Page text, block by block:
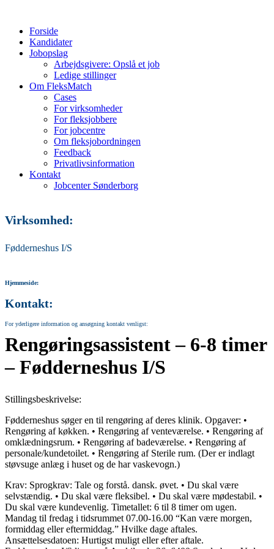
Forside
Kandidater
Jobopslag
Arbejdsgivere: Opslå et job
Ledige stillinger
Om FleksMatch
Cases
For virksomheder
For fleksjobbere
For jobcentre
Om fleksjobordningen
Feedback
Privatlivsinformation
Kontakt
Jobcenter Sønderborg
Virksomhed:
Fødderneshus I/S
Hjemmeside:
Kontakt:
For yderligere information og ansøgning kontakt venligst:
Rengøringsassistent – 6-8 timer
– Fødderneshus I/S
Stillingsbeskrivelse:
Fødderneshus søger en til rengøring af deres klinik. Opgaver: •
Rengøring af køkken. • Rengøring af venteværelse. • Rengøring af
omklædningsrum. • Rengøring af badeværelse. • Rengøring af
personale/kundetoilet. • Rengøring af Sterile rum. (Der er indlagt
støvsuge anlæg i huset og de har vaskevogn.)
Krav: Sprogkrav: Tale og forstå. dansk. øvet. • Du skal være
selvstændig. • Du skal være fleksibel. • Du skal være mødestabil. •
Du skal være kundevenlig. Timetallet: 6 til 8 timer om ugen.
Mandag til fredag i tidsrummet 07.00-16.00 “Kan være morgen,
formiddag eller eftermiddag.” Hvilke dage aftales.
Ansættelsesdatoen: Hurtigst muligt eller efter aftale.